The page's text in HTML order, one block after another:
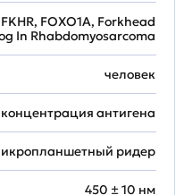
FKHR, FOXO1A, Forkhead
In Rhabdomyosarcoma
человек
антигена
ридер
450 ± 10 нм